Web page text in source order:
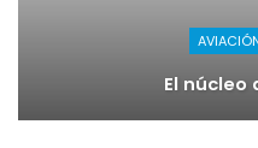
El núcleo